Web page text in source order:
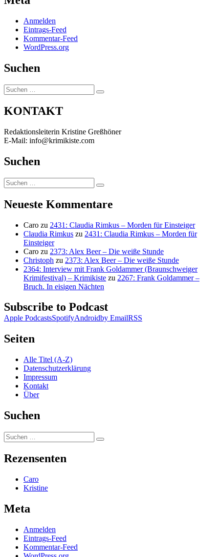
Anmelden
Eintrags-Feed
Kommentar-Feed
WordPress.org
Suchen
Suchen
nach:
Suchen
KONTAKT
Redaktionsleiterin Kristine Greßhöner
E-Mail: info@krimikiste.com
Suchen
Suchen
nach:
Suchen
Neueste Kommentare
Caro zu 2431: Claudia Rimkus – Morden für Einsteiger
Claudia Rimkus zu 2431: Claudia Rimkus – Morden für
Einsteiger
Caro zu 2373: Alex Beer – Die weiße Stunde
Christoph zu 2373: Alex Beer – Die weiße Stunde
2364: Interview mit Frank Goldammer (Braunschweiger
Krimifestival) – Krimikiste zu 2267: Frank Goldammer –
Bruch. In eisigen Nächten
Subscribe to Podcast
Apple PodcastsSpotifyAndroidby EmailRSS
Seiten
Alle Titel (A-Z)
Datenschutzerklärung
Impressum
Kontakt
Über
Suchen
Suchen
nach:
Suchen
Rezensenten
Caro
Kristine
Meta
Anmelden
Eintrags-Feed
Kommentar-Feed